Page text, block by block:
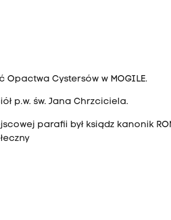
Opactwa Cystersów w MOGILE.
p.w. św. Jana Chrzciciela.
parafii był ksiądz kanonik